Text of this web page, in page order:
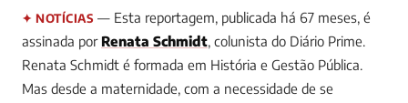
✦ NOTÍCIAS — Esta reportagem, publicada há 67 meses, é
assinada por Renata Schmidt, colunista do Diário Prime.
Renata Schmidt é formada em História e Gestão Pública.
Mas desde a maternidade, com a necessidade de se